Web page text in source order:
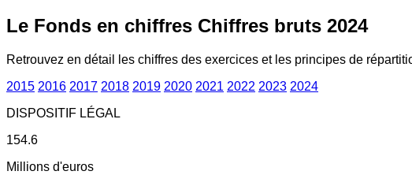
Le Fonds en chiffres Chiffres bruts 2024
Retrouvez en détail les chiffres des exercices et les principes de
2015 2016 2017 2018 2019 2020 2021 2022 2023 2024
DISPOSITIF LÉGAL
154.6
Millions d'euros